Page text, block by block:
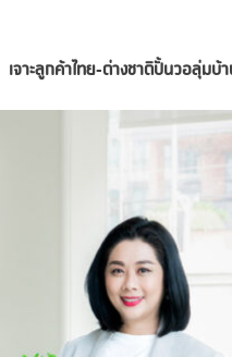
เจาะลูกค้าไทย-ต่างชาติปั้นวอลุ่มบ้